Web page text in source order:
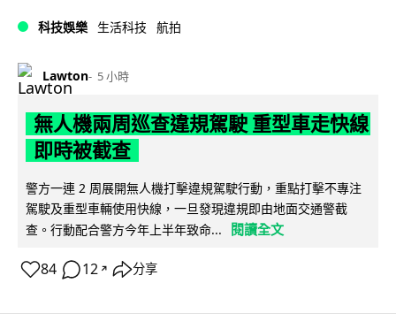
科技娛樂 生活科技 航拍
Lawton 5 小時
無人機兩周巡查違規駕駛 重型車走快線
即時被截查
警方一連 2 周展開無人機打擊違規駕駛行動，重點打擊不專注
駕駛及重型車輛使用快線，一旦發現違規即由地面交通警截
查。行動配合警方今年上半年致命...
閱讀全文
84 12 ↗ 分享